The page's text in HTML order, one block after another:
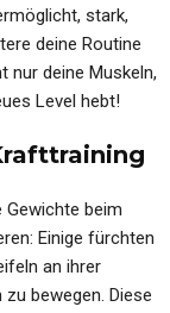
stark,
deine Routine
nur deine Muskeln,
Level hebt!
beim
Einige fürchten
an ihrer
bewegen. Diese